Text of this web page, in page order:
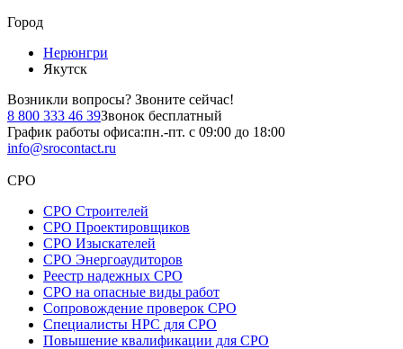
Город
Нерюнгри
Якутск
Возникли вопросы? Звоните сейчас!
8 800 333 46 39Звонок бесплатный
График работы офиса:пн.-пт. с 09:00 до 18:00
info@srocontact.ru
СРО
СРО Строителей
СРО Проектировщиков
СРО Изыскателей
СРО Энергоаудиторов
Реестр надежных СРО
СРО на опасные виды работ
Сопровождение проверок СРО
Специалисты НРС для СРО
Повышение квалификации для СРО